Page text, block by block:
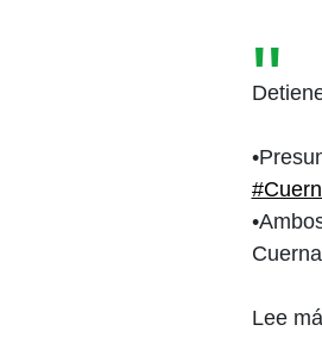
Lee